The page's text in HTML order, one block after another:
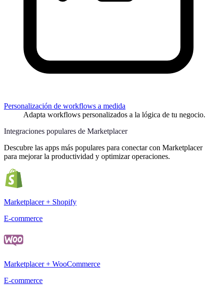
Personalización de workflows a medida
Adapta workflows personalizados a la lógica de tu negocio.
Integraciones populares de Marketplacer
Descubre las apps más populares para conectar con Marketplacer
para mejorar la productividad y optimizar operaciones.
Marketplacer + Shopify
E-commerce
Marketplacer + WooCommerce
E-commerce